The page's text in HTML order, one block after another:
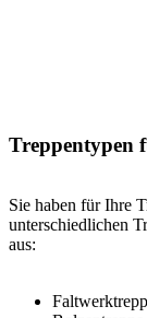
Treppentypen
Sie haben für Ihre
unterschiedlichen
aus: